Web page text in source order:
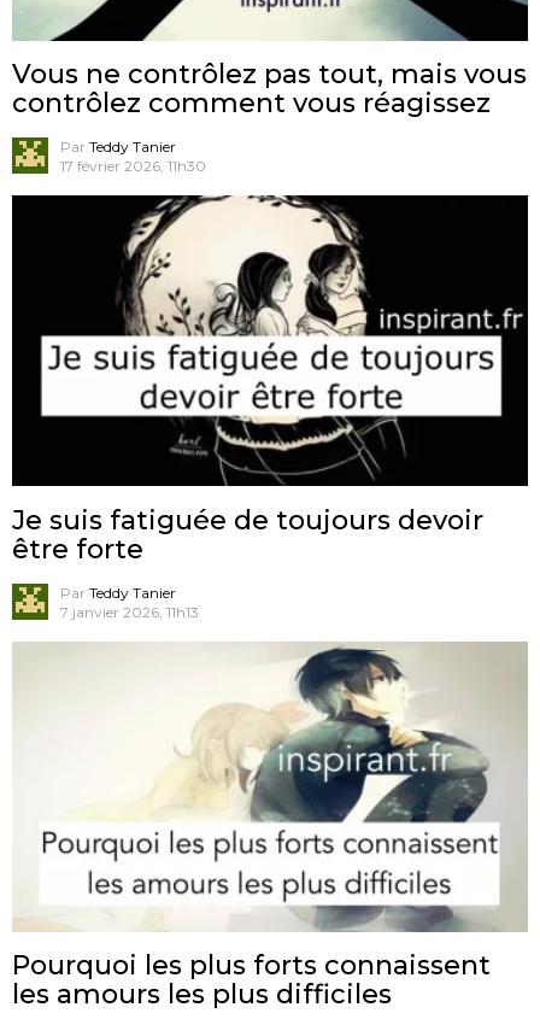
Vous ne contrôlez pas tout, mais vous
contrôlez comment vous réagissez
Par Teddy Tanier
17 février 2026, 11h30
Je suis fatiguée de toujours devoir
être forte
Par Teddy Tanier
7 janvier 2026, 11h13
Pourquoi les plus forts connaissent
les amours les plus difficiles